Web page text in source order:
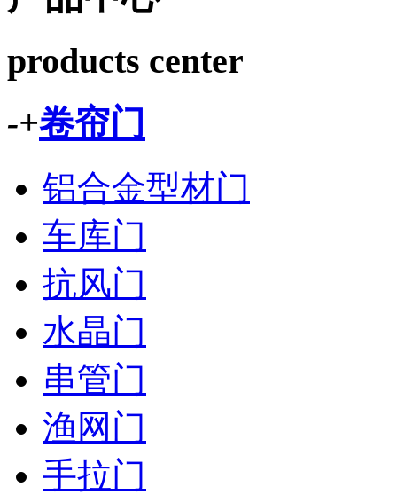
products center
-+卷帘门
铝合金型材门
车库门
抗风门
水晶门
串管门
渔网门
手拉门